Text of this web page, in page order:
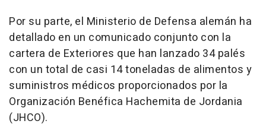
Por su parte, el Ministerio de Defensa alemán ha
detallado en un comunicado conjunto con la
cartera de Exteriores que han lanzado 34 palés
con un total de casi 14 toneladas de alimentos y
suministros médicos proporcionados por la
Organización Benéfica Hachemita de Jordania
(JHCO).